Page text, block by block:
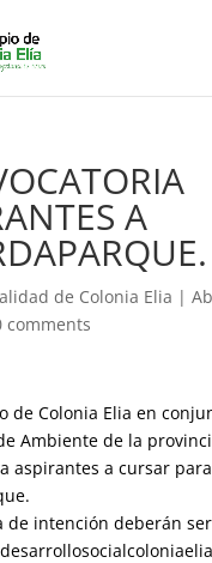
A
de Colonia Elia |
comments
de Colonia Elia en
Ambiente de la
aspirantes a cursar
de intención deberán